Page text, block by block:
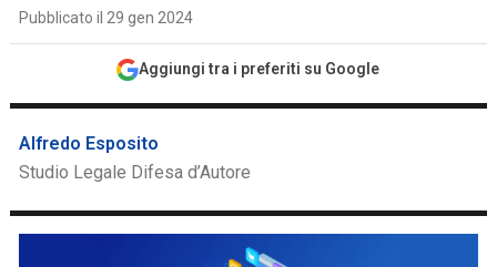
Pubblicato il 29 gen 2024
Aggiungi tra i preferiti su Google
Alfredo Esposito
Studio Legale Difesa d’Autore